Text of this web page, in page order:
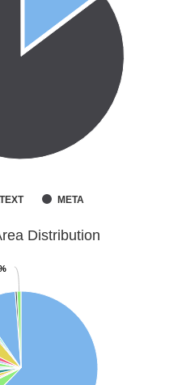
META
Distribution